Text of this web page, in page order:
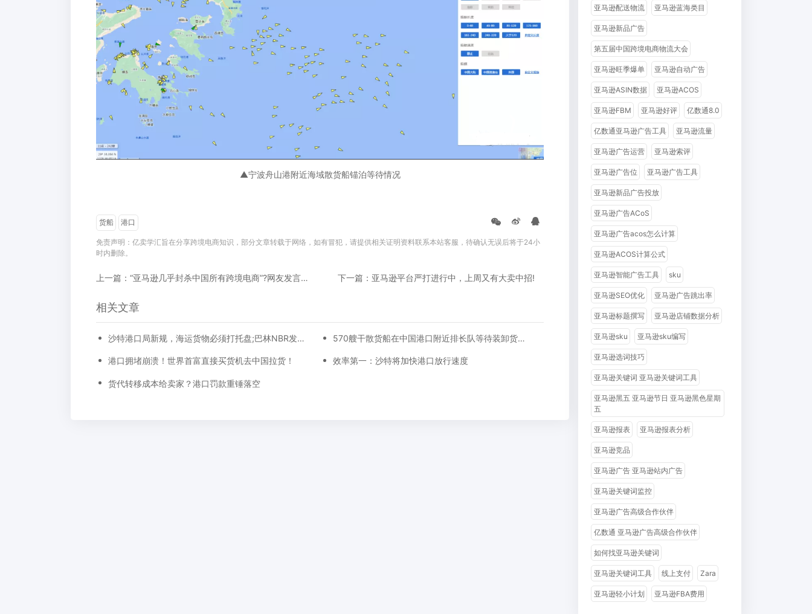
▲宁波舟山港附近海域散货船锚泊等待情况
货船 港口
免责声明：亿卖学汇旨在分享跨境电商知识，部分文章转载于网络，如有冒犯，请提供相关证明资料联系本站客服，待确认无误后将于24小
时内删除。
上一篇：“亚马逊几乎封杀中国所有跨境电商”?网友发言激怒卖家 下一篇：亚马逊平台严打进行中，上周又有大卖中招!
相关文章
沙特港口局新规，海运货物必须打托盘;巴林NBR发布新的增值税指南
港口拥堵崩溃！世界首富直接买货机去中国拉货！
货代转移成本给卖家？港口罚款重锤落空
570艘干散货船在中国港口附近排长队等待装卸货，创7年来最高水平!
效率第一：沙特将加快港口放行速度
亚马逊配送物流 亚马逊蓝海类目
亚马逊新品广告
第五届中国跨境电商物流大会
亚马逊旺季爆单 亚马逊自动广告
亚马逊ASIN数据 亚马逊ACOS
亚马逊FBM 亚马逊好评 亿数通8.0
亿数通亚马逊广告工具 亚马逊流量
亚马逊广告运营 亚马逊索评
亚马逊广告位 亚马逊广告工具
亚马逊新品广告投放
亚马逊广告ACoS
亚马逊广告acos怎么计算
亚马逊ACOS计算公式
亚马逊智能广告工具 sku
亚马逊SEO优化 亚马逊广告跳出率
亚马逊标题撰写 亚马逊店铺数据分析
亚马逊sku 亚马逊sku编写
亚马逊选词技巧
亚马逊关键词 亚马逊关键词工具
亚马逊黑五 亚马逊节日 亚马逊黑色星期
五
亚马逊报表 亚马逊报表分析
亚马逊竞品
亚马逊广告 亚马逊站内广告
亚马逊关键词监控
亚马逊广告高级合作伙伴
亿数通 亚马逊广告高级合作伙伴
如何找亚马逊关键词
亚马逊关键词工具 线上支付 Zara
亚马逊轻小计划 亚马逊FBA费用